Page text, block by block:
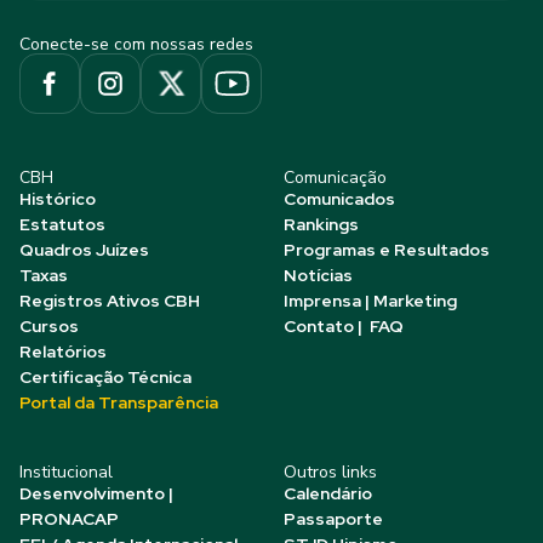
Conecte-se com nossas redes
CBH
Histórico
Estatutos
Quadros Juízes
Taxas
Registros Ativos CBH
Cursos
Relatórios
Certificação Técnica
Portal da Transparência
Comunicação
Comunicados
Rankings
Programas e Resultados
Notícias
Imprensa | Marketing
Contato | FAQ
Institucional
Desenvolvimento |
PRONACAP
Outros links
Calendário
Passaporte